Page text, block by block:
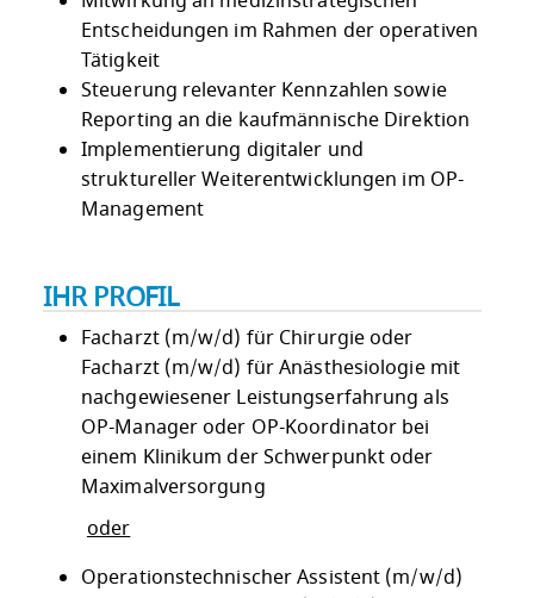
Entscheidungen im Rahmen der operativen
Tätigkeit
Steuerung relevanter Kennzahlen sowie
Reporting an die kaufmännische Direktion
Implementierung digitaler und
struktureller Weiterentwicklungen im OP-
Management
IHR PROFIL
Facharzt (m/w/d) für Chirurgie oder
Facharzt (m/w/d) für Anästhesiologie mit
nachgewiesener Leistungserfahrung als
OP-Manager oder OP-Koordinator bei
einem Klinikum der Schwerpunkt oder
Maximalversorgung
oder
Operationstechnischer Assistent (m/w/d)